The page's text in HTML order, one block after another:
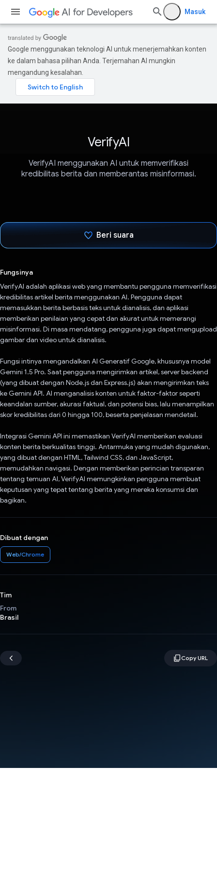
Masuk
Google menggunakan teknologi AI untuk menerjemahkan konten
ke dalam bahasa pilihan Anda. Terjemahan AI mungkin
mengandung kesalahan.
VerifyAI
VerifyAI menggunakan AI untuk memverifikasi
kredibilitas berita dan memberantas misinformasi.
Beri suara
Fungsinya
VerifyAI adalah aplikasi web yang membantu pengguna memverifikasi
kredibilitas artikel berita menggunakan AI. Pengguna dapat
memasukkan berita berbasis teks untuk dianalisis, dan aplikasi
memberikan penilaian yang cepat dan akurat untuk memerangi
misinformasi. Di masa mendatang, pengguna juga dapat mengupload
gambar dan video untuk dianalisis.
Fungsi intinya mengandalkan AI Generatif Google, khususnya model
Gemini 1.5 Pro. Saat pengguna mengirimkan artikel, server backend
(yang dibuat dengan Node.js dan Express.js) akan mengirimkan teks
ke Gemini API. AI menganalisis konten untuk faktor-faktor seperti
keandalan sumber, akurasi faktual, dan potensi bias, lalu menampilkan
skor kredibilitas dari 0 hingga 100, beserta penjelasan mendetail.
Integrasi Gemini API ini memastikan VerifyAI memberikan evaluasi
konten berita berkualitas tinggi. Antarmuka yang mudah digunakan,
yang dibuat dengan HTML, Tailwind CSS, dan JavaScript,
memudahkan navigasi. Dengan memberikan perincian transparan
tentang temuan AI, VerifyAI memungkinkan pengguna membuat
keputusan yang tepat tentang berita yang mereka konsumsi dan
bagikan.
Dibuat dengan
Web/Chrome
Tim
From
Brasil